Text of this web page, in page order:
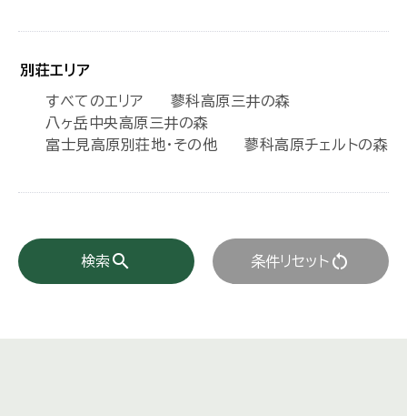
別荘エリア
すべてのエリア
蓼科高原三井の森
八ヶ岳中央高原三井の森
富士見高原別荘地・その他
蓼科高原チェルトの森
検索 search 条件リセット restart_alt